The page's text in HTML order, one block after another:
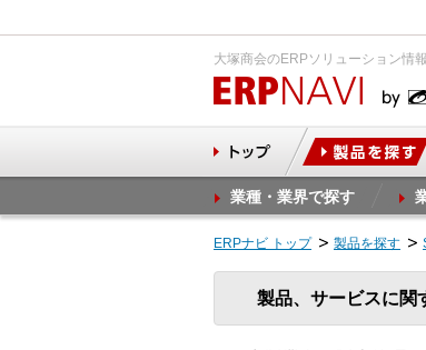
大塚商会のERPソリューション情
業種・業界で探す
ERPナビ トップ 製品を探す
製品、サービスに関